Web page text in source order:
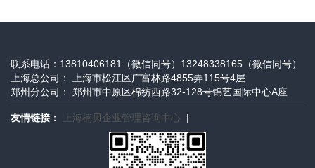
联系电话：13810406181（微信同号）13248338165（微信同号）
上海总公司： 上海市松江区广富林路4855弄115号4层
郑州分公司： 郑州市中原区棉纺西路32-128号锦艺国际中心A座
友情链接： 上海楠贝企业管理咨询中心 |